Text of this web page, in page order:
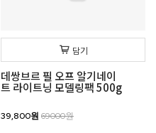
담기
데쌍브르 필 오프 알기네이
트 라이트닝 모델링팩 500g
39,800원 69000원